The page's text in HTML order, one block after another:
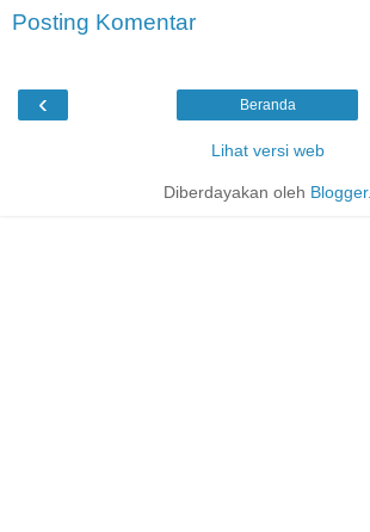
Posting Komentar
‹ Beranda
Lihat versi web
Diberdayakan oleh Blogger.